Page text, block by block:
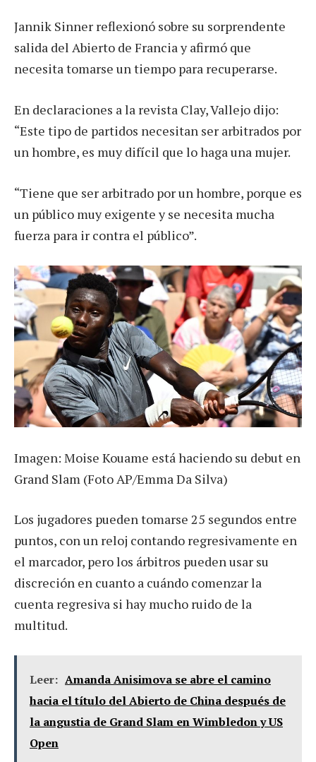
Jannik Sinner reflexionó sobre su sorprendente
salida del Abierto de Francia y afirmó que
necesita tomarse un tiempo para recuperarse.
En declaraciones a la revista Clay, Vallejo dijo:
“Este tipo de partidos necesitan ser arbitrados por
un hombre, es muy difícil que lo haga una mujer.
“Tiene que ser arbitrado por un hombre, porque es
un público muy exigente y se necesita mucha
fuerza para ir contra el público”.
Imagen: Moise Kouame está haciendo su debut en
Grand Slam (Foto AP/Emma Da Silva)
Los jugadores pueden tomarse 25 segundos entre
puntos, con un reloj contando regresivamente en
el marcador, pero los árbitros pueden usar su
discreción en cuanto a cuándo comenzar la
cuenta regresiva si hay mucho ruido de la
multitud.
Leer: Amanda Anisimova se abre el camino
hacia el título del Abierto de China después de
la angustia de Grand Slam en Wimbledon y US
Open